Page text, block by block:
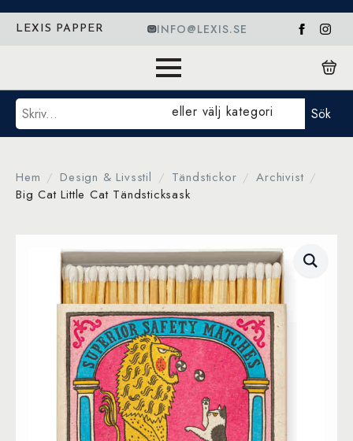
LEXIS PAPPER INFO@LEXIS.SE
Sök eller välj kategori Sök
Hem Design & Livsstil Tändstickor
Archivist
Big Cat Little Cat Tändsticksask